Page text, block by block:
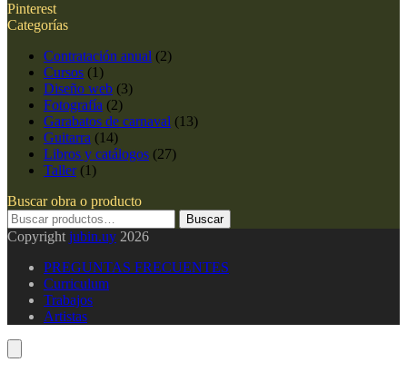
Pinterest
Categorías
Contratación anual (2)
Cursos (1)
Diseño web (3)
Fotografía (2)
Garabatos de carnaval (13)
Guitarra (14)
Libros y catálogos (27)
Taller (1)
Buscar obra o producto
Buscar
por:
Buscar
Copyrightjubin.uy 2026
PREGUNTAS FRECUENTES
Curriculum
Trabajos
Artistas